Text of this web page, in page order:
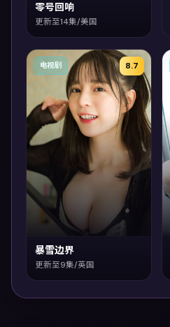
零号回响
更新至14集/美国
8.7
电视剧
暴雪边界
更新至9集/英国